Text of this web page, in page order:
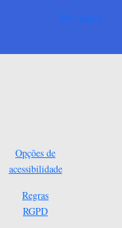
Ver mais
Opções de
acessibilidade
Regras
RGPD